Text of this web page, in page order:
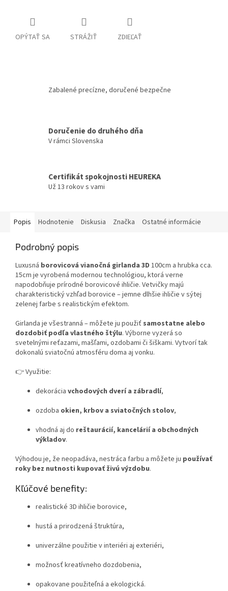
OPÝTAŤ SA STRÁŽIŤ ZDIEĽAŤ
Zabalené precízne, doručené bezpečne
Doručenie do druhého dňa
V rámci Slovenska
Certifikát spokojnosti HEUREKA
Už 13 rokov s vami
Popis Hodnotenie Diskusia Značka Ostatné informácie
Podrobný popis
Luxusná borovicová vianočná girlanda 3D 100cm a hrubka cca.
15cm je vyrobená modernou technológiou, ktorá verne
napodobňuje prírodné borovicové ihličie. Vetvičky majú
charakteristický vzhľad borovice – jemne dlhšie ihličie v sýtej
zelenej farbe s realistickým efektom.
Girlanda je všestranná – môžete ju použiť samostatne alebo
dozdobiť podľa vlastného štýlu. Výborne vyzerá so
svetelnými reťazami, mašľami, ozdobami či šiškami. Vytvorí tak
dokonalú sviatočnú atmosféru doma aj vonku.
👉 Využitie:
dekorácia vchodových dverí a zábradlí,
ozdoba okien, krbov a sviatočných stolov,
vhodná aj do reštaurácií, kancelárií a obchodných
výkladov.
Výhodou je, že neopadáva, nestráca farbu a môžete ju používať
roky bez nutnosti kupovať živú výzdobu.
Kľúčové benefity:
realistické 3D ihličie borovice,
hustá a prirodzená štruktúra,
univerzálne použitie v interiéri aj exteriéri,
možnosť kreatívneho dozdobenia,
opakovane použiteľná a ekologická.